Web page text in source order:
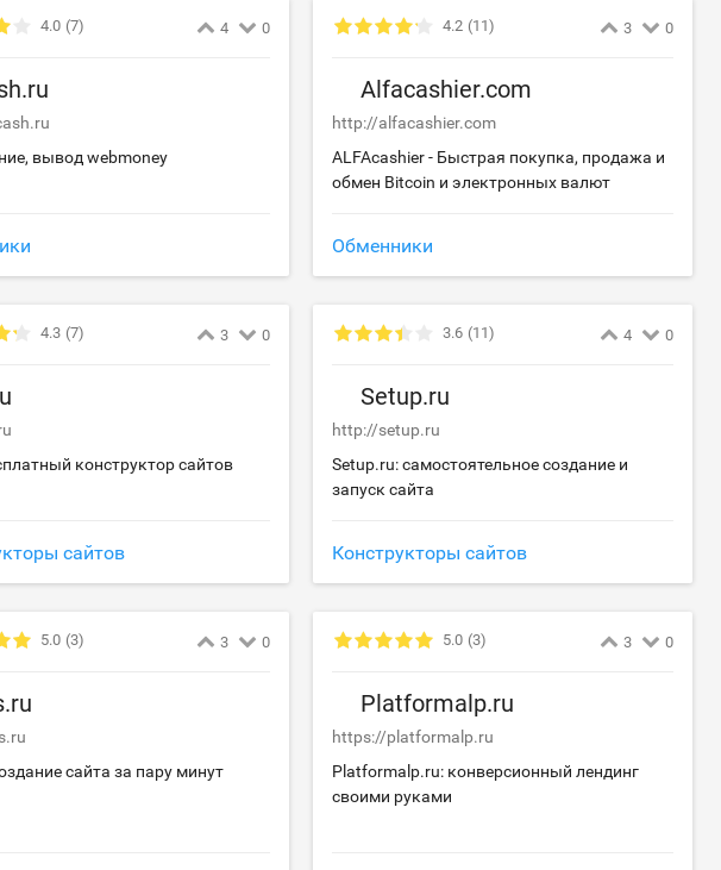
4.0 (7) 4 0
вывод webmoney
4.2 (11) 3 0
Alfacashier.com
http://alfacashier.com
ALFAcashier - Быстрая покупка, продажа и
обмен Bitcoin и электронных валют
Обменники
4.3 (7) 3 0
конструктор сайтов
сайтов
3.6 (11) 4 0
Setup.ru
http://setup.ru
Setup.ru: самостоятельное создание и
запуск сайта
Конструкторы сайтов
5.0 (3) 3 0
сайта за пару минут
5.0 (3) 3 0
Platformalp.ru
https://platformalp.ru
Platformalp.ru: конверсионный лендинг
своими руками